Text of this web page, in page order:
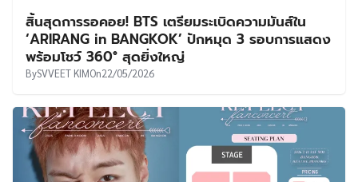
สิ้นสุดการรอคอย! BTS เตรียมระเบิดความมันส์ใน
‘ARIRANG in BANGKOK’ ปักหมุด 3 รอบการแสดง
พร้อมโชว์ 360° สุดยิ่งใหญ่
BySVVEET KIMOn22/05/2026